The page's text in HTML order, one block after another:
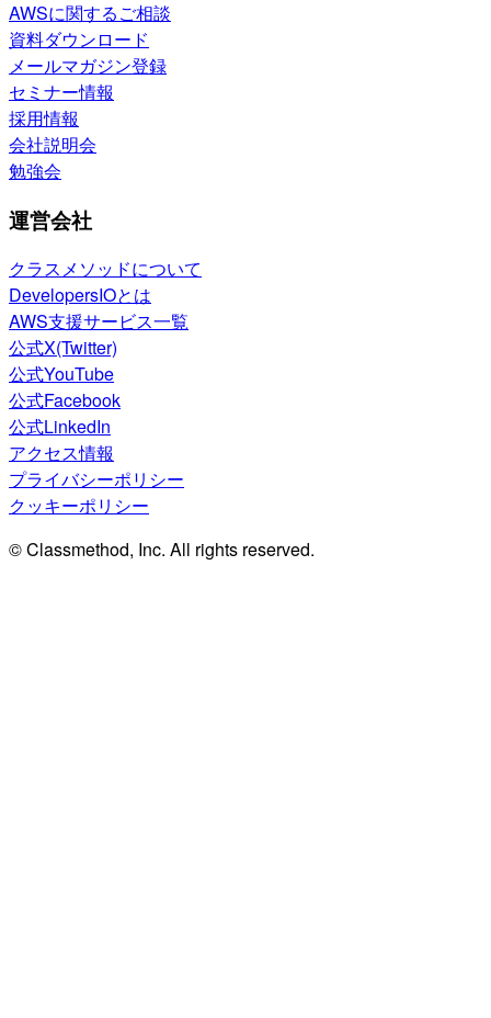
AWSに関するご相談
資料ダウンロード
メールマガジン登録
セミナー情報
採用情報
会社説明会
勉強会
運営会社
クラスメソッドについて
DevelopersIOとは
AWS支援サービス一覧
公式X(Twitter)
公式YouTube
公式Facebook
公式LinkedIn
アクセス情報
プライバシーポリシー
クッキーポリシー
© Classmethod, Inc. All rights reserved.